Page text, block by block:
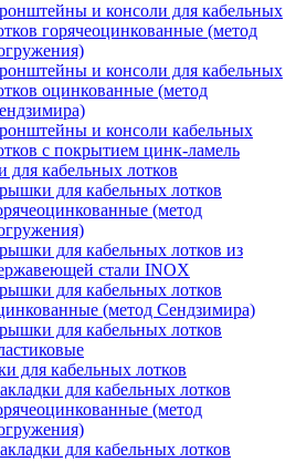
и консоли для кабельных
горячеоцинкованные (метод
и консоли для кабельных
оцинкованные (метод
и консоли кабельных
с покрытием цинк-ламель
кабельных лотков
для кабельных лотков
(метод
для кабельных лотков из
стали INOX
для кабельных лотков
(метод Сендзимира)
для кабельных лотков
для кабельных лотков
для кабельных лотков
(метод
для кабельных лотков